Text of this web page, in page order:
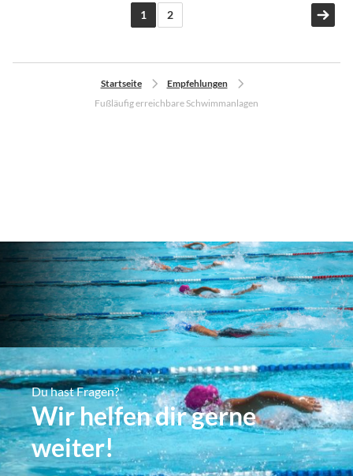
Du liest gerade die Seite
1 Seite
2
Startseite
Empfehlungen
Fußläufig erreichbare Schwimmanlagen
Du hast Fragen?
Wir helfen dir gerne
weiter!